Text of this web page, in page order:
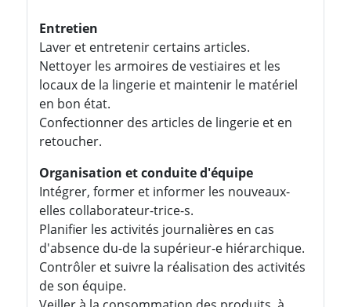
Entretien
Laver et entretenir certains articles.
Nettoyer les armoires de vestiaires et les
locaux de la lingerie et maintenir le matériel
en bon état.
Confectionner des articles de lingerie et en
retoucher.
Organisation et conduite d'équipe
Intégrer, former et informer les nouveaux-
elles collaborateur-trice-s.
Planifier les activités journalières en cas
d'absence du-de la supérieur-e hiérarchique.
Contrôler et suivre la réalisation des activités
de son équipe.